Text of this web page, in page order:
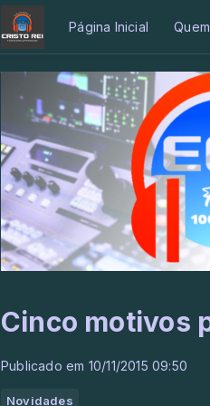
Página Inicial
Cinco motivos
Publicado em 10/11/2015 09:50
Novidades